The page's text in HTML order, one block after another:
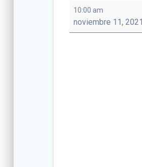
FORMACION
10:00 am
noviembre 11, 2021